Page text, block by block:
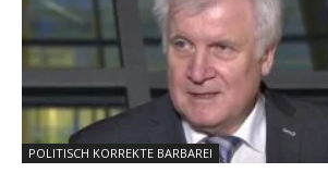
POLITISCH KORREKTE BARBAREI